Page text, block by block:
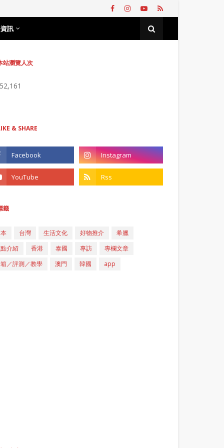
訊
站瀏覽人次
& SHARE
籤
台灣 生活文化 好物推介
希臘
介紹
香港 泰國 專訪
專欄文章
／評測／教學
澳門 韓國 app